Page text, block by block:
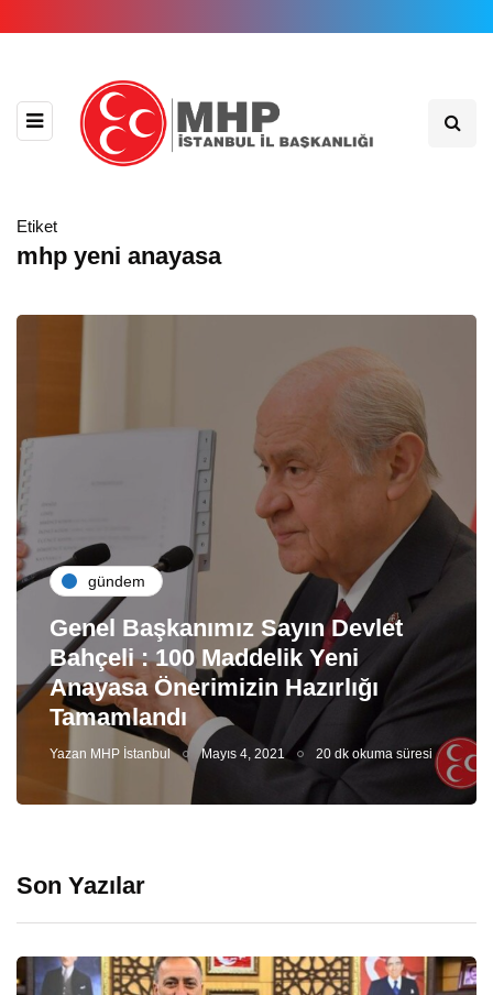
Etiket
mhp yeni anayasa
gündem
Genel Başkanımız Sayın Devlet
Bahçeli : 100 Maddelik Yeni
Anayasa Önerimizin Hazırlığı
Tamamlandı
Yazan MHP İstanbul Mayıs 4, 2021 20 dk okuma süresi
Son Yazılar